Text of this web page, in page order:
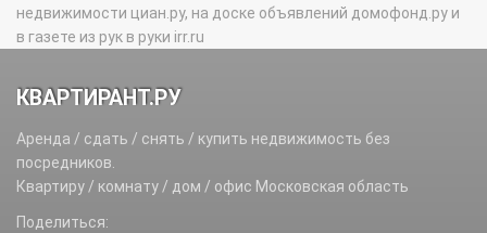
недвижимости циан.ру, на доске объявлений домофонд.ру и
в газете из рук в руки irr.ru
КВАРТИРАНТ.РУ
Аренда / сдать / снять / купить недвижимость без
посредников.
Квартиру / комнату / дом / офис Московская область
Поделиться: